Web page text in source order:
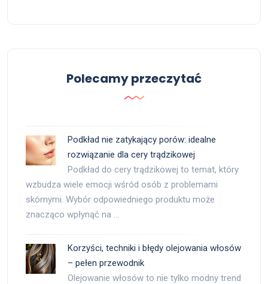
Polecamy przeczytać
Podkład nie zatykający porów: idealne
rozwiązanie dla cery trądzikowej
Podkład do cery trądzikowej to temat, który
wzbudza wiele emocji wśród osób z problemami
skórnymi. Wybór odpowiedniego produktu może
znacząco wpłynąć na …
Korzyści, techniki i błędy olejowania włosów
– pełen przewodnik
Olejowanie włosów to nie tylko modny trend